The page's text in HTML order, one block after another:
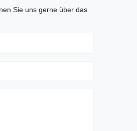
Sie uns gerne über das